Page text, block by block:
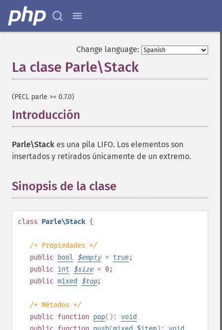
Change language:
La clase Parle\Stack
(PECL parle >= 0.7.0)
Introducción
Parle\Stack es una pila LIFO. Los elementos son
insertados y retirados únicamente de un extremo.
Sinopsis de la clase
class Parle\Stack {
/* Propiedades */
public
bool $empty= true;
public int $size= 0;
public mixed $top;
/* Métodos */
public function pop(): void